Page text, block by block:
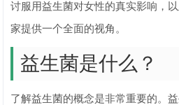
讨服用益生菌对女性的真实影响，
家提供一个全面的视角。
益生菌是什么？
了解益生菌的概念是非常重要的。